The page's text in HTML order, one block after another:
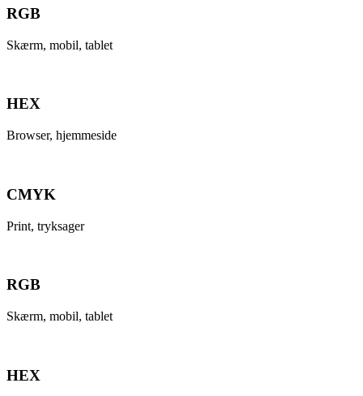
RGB
Skærm, mobil, tablet
HEX
Browser, hjemmeside
CMYK
Print, tryksager
RGB
Skærm, mobil, tablet
HEX